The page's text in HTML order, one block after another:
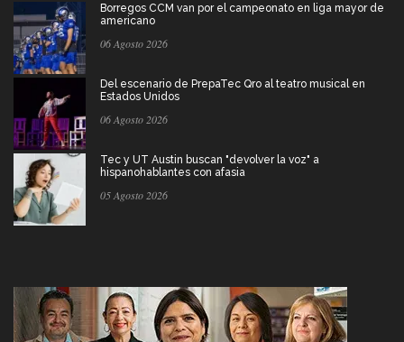
Borregos CCM van por el campeonato en liga mayor de
americano
06 Agosto 2026
Del escenario de PrepaTec Qro al teatro musical en
Estados Unidos
06 Agosto 2026
Tec y UT Austin buscan "devolver la voz" a
hispanohablantes con afasia
05 Agosto 2026